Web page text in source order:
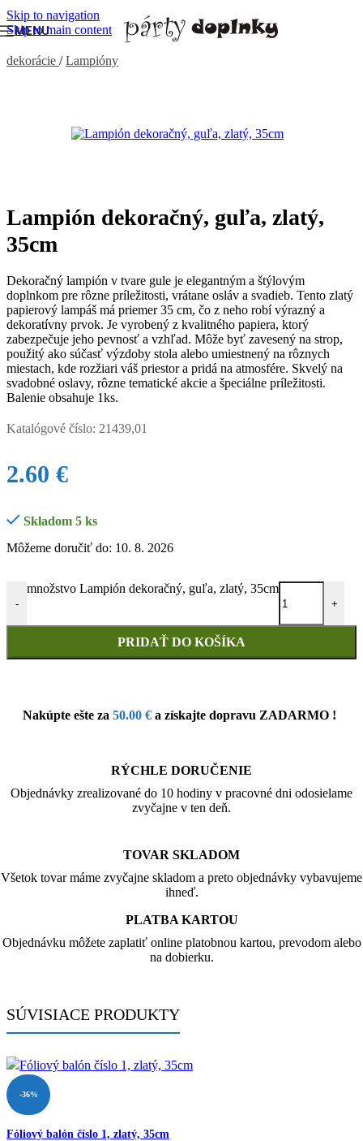
Skip to navigation
Skip to main content
MENU
PÁRTY VÝZDOBA, DEKORÁCIE
dekorácie / Lampióny
Lampión dekoračný, guľa, zlatý,
35cm
Dekoračný lampión v tvare gule je elegantným a štýlovým
doplnkom pre rôzne príležitosti, vrátane osláv a svadieb. Tento zlatý
papierový lampáš má priemer 35 cm, čo z neho robí výrazný a
dekoratívny prvok. Je vyrobený z kvalitného papiera, ktorý
zabezpečuje jeho pevnosť a vzhľad. Môže byť zavesený na strop,
použitý ako súčasť výzdoby stola alebo umiestnený na rôznych
miestach, kde rozžiari váš priestor a pridá na atmosfére. Skvelý na
svadobné oslavy, rôzne tematické akcie a špeciálne príležitosti.
Balenie obsahuje 1ks.
Katalógové číslo: 21439,01
2.60 €
Skladom 5 ks
Môžeme doručiť do: 10. 8. 2026
-
množstvo Lampión dekoračný, guľa, zlatý, 35cm
+
PRIDAŤ DO KOŠÍKA
Nakúpte ešte za 50.00 € a získajte dopravu ZADARMO !
RÝCHLE DORUČENIE
Objednávky zrealizované do 10 hodiny v pracovné dni odosielame
zvyčajne v ten deň.
TOVAR SKLADOM
Všetok tovar máme zvyčajne skladom a preto objednávky vybavujeme
ihneď.
PLATBA KARTOU
Objednávku môžete zaplatiť online platobnou kartou, prevodom alebo
na dobierku.
SÚVISIACE PRODUKTY
-36%
Fóliový balón číslo 1, zlatý, 35cm